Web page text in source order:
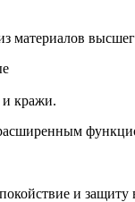
и кражи.
и